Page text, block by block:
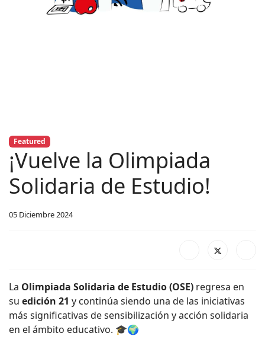
Featured
¡Vuelve la Olimpiada
Solidaria de Estudio!
05 Diciembre 2024
La Olimpiada Solidaria de Estudio (OSE) regresa en
su edición 21 y continúa siendo una de las iniciativas
más significativas de sensibilización y acción solidaria
en el ámbito educativo. 🎓🌍